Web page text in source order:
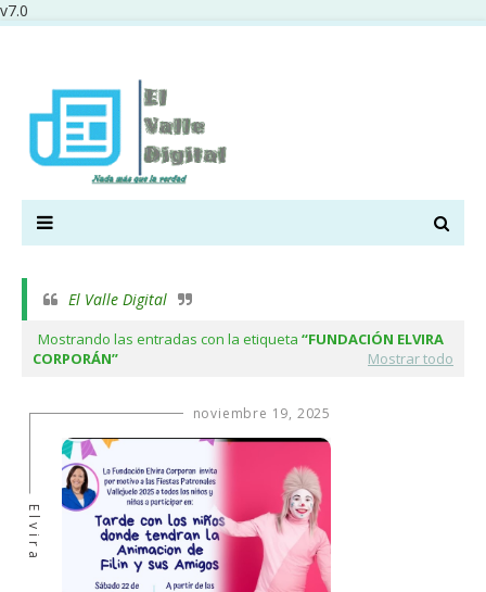
v7.0
El Valle Digital
Mostrando las entradas con la etiqueta
FUNDACIÓN ELVIRA
CORPORÁN
Mostrar todo
noviembre 19, 2025
Elvira